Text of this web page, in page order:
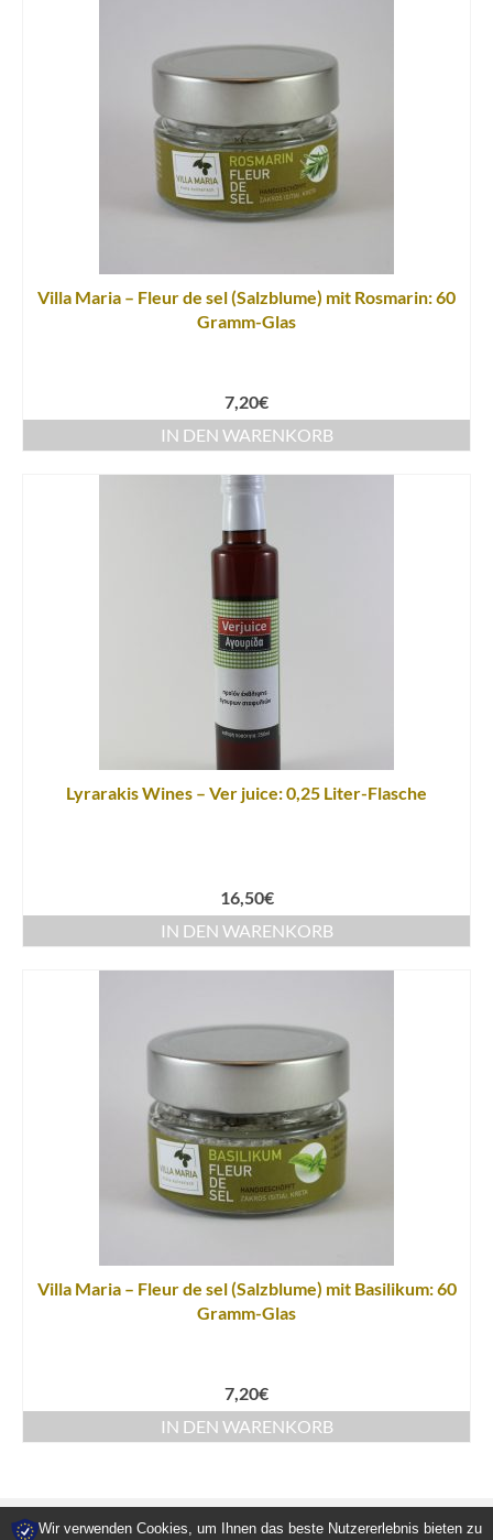
Villa Maria – Fleur de sel (Salzblume) mit Rosmarin: 60
Gramm-Glas
7,20€
IN DEN WARENKORB
Lyrarakis Wines – Ver juice: 0,25 Liter-Flasche
16,50€
IN DEN WARENKORB
Villa Maria – Fleur de sel (Salzblume) mit Basilikum: 60
Gramm-Glas
7,20€
IN DEN WARENKORB
Wir verwenden Cookies, um Ihnen das beste Nutzererlebnis bieten zu